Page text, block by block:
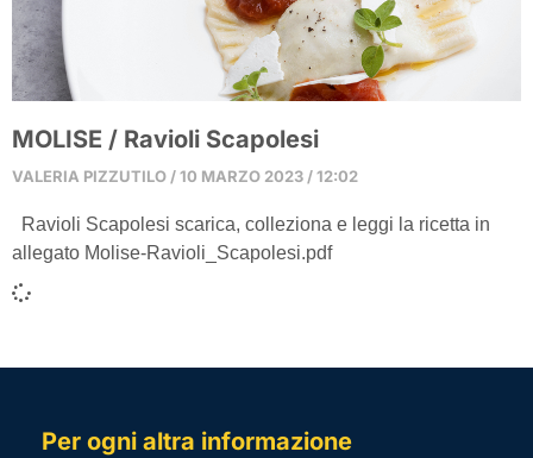
MOLISE / Ravioli Scapolesi
VALERIA PIZZUTILO 10 MARZO 2023 12:02
Ravioli Scapolesi scarica, colleziona e leggi la ricetta in
allegato Molise-Ravioli_Scapolesi.pdf
Per ogni altra informazione